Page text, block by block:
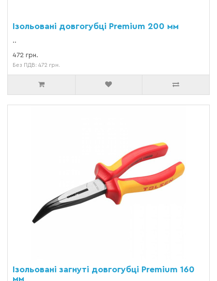
Ізольовані довгогубці Premium 200 мм
..
472 грн.
Без ПДВ: 472 грн.
Ізольовані загнуті довгогубці Premium 160
мм